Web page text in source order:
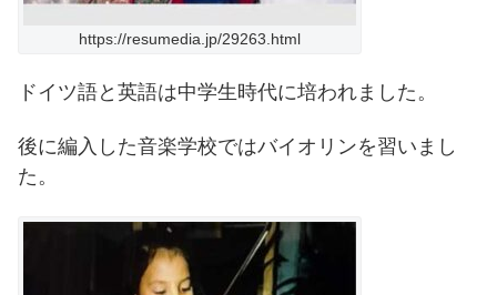
https://resumedia.jp/29263.html
ドイツ語と英語は中学生時代に培われました。
後に編入した音楽学校ではバイオリンを習いまし
た。